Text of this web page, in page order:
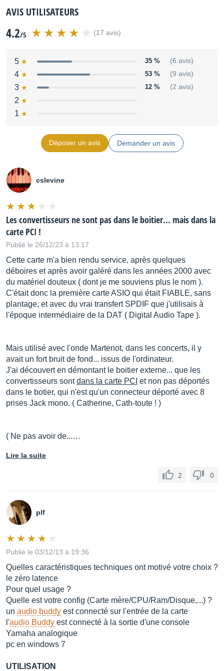
Omni I/O.
Remarques :
Source : M-Audio
Distribué par M-Audio/LaBoiteNoireDuMusicien
AVIS UTILISATEURS
4.2/5 (17 avis)
5 35 % (6 avis)
4 53 % (9 avis)
3 12 % (2 avis)
2
1
Déposer un avis Demander un avis
cslevine
Les convertisseurs ne sont pas dans le boitier... mais dans la
carte PCI !
Publié le 26/12/23 à 13:17
Cette carte m'a bien rendu service, après quelques
déboires et après avoir galéré dans les années 2000 avec
du matériel douteux ( dont je me souviens plus le nom ).
C'était donc la première carte ASIO qui était FIABLE, sans
plantage, et avec du vrai transfert SPDIF que j'utilisais à
l'époque intermédiaire de la DAT ( Digital Audio Tape ).
Mais utilisé avec l'onde Martenot, dans les concerts, il y
avait un fort bruit de fond... issus de l'ordinateur.
J'ai découvert en démontant le boitier externe... que les
convertisseurs sontdans la carte PCI et non pas déportés
dans le botier, qui n'est qu'un connecteur déporté avec 8
prises Jack mono. ( Catherine, Cath-toute ! )
( Ne pas avoir de...…
Lire la suite
2 0
plf
Publié le 03/12/13 à 19:36
Quelles caractéristiques techniques ont motivé votre choix ?
le zéro latence
Pour quel usage ?
Quelle est votre config (Carte mère/CPU/Ram/Disque,...) ?
un audio buddy est connecté sur l'entrée de la carte
l'audio Buddy est connecté à la sortie d'une console
Yamaha analogique
pc en windows 7
UTILISATION